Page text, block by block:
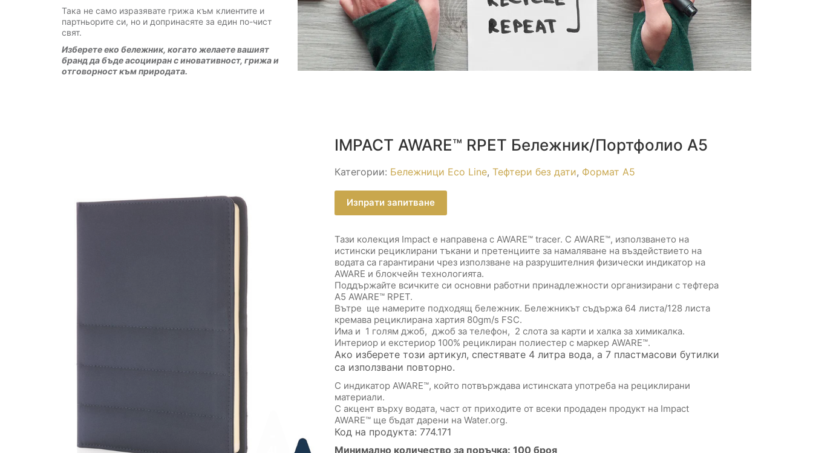
Така не само изразявате грижа към клиентите и
партньорите си, но и допринасяте за един по-чист
свят.
Изберете еко бележник, когато желаете вашият
бранд да бъде асоцииран с иновативност, грижа и
отговорност към природата.
IMPACT AWARE™ RPET Бележник/Портфолио А5
Категории: Бележници Eco Line, Тефтери без дати, Формат А5
Изпрати запитване
Тази колекция Impact е направена с AWARE™ tracer. С AWARE™, използването на
истински рециклирани тъкани и претенциите за намаляване на въздействието на
водата са гарантирани чрез използване на разрушителния физически индикатор на
AWARE и блокчейн технологията.
Поддържайте всичките си основни работни принадлежности организирани с тефтера
A5 AWARE™ RPET.
Вътре ще намерите подходящ бележник. Бележникът съдържа 64 листа/128 листа
кремава рециклирана хартия 80gm/s FSC.
Има и 1 голям джоб, джоб за телефон, 2 слота за карти и халка за химикалка.
Интериор и екстериор 100% рециклиран полиестер с маркер AWARE™.
Ако изберете този артикул, спестявате 4 литра вода, а 7 пластмасови бутилки
са използвани повторно.
С индикатор AWARE™, който потвърждава истинската употреба на рециклирани
материали.
С акцент върху водата, част от приходите от всеки продаден продукт на Impact
AWARE™ ще бъдат дарени на Water.org.
Код на продукта: 774.171
Минимално количество за поръчка: 100 броя